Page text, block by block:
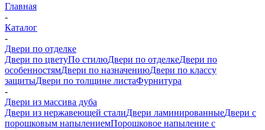
Главная
-
Каталог
-
Двери по отделке
Двери по цветуПо стилюДвери по отделкеДвери по
особенностямДвери по назначениюДвери по классу
защитыДвери по толщине листаФурнитура
-
Двери из массива дуба
Двери из нержавеющей сталиДвери ламинированныеДвери с
порошковым напылениемПорошковое напыление с